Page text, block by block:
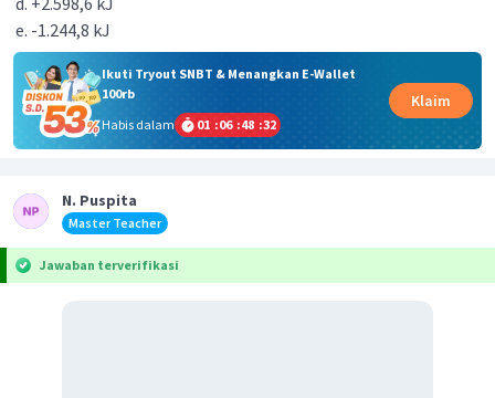
-1.244,8 kJ
Ikuti Tryout SNBT & Menangkan E-Wallet
100rb
Habis dalam
01 :06 :48 :31
Klaim
N. Puspita
Master Teacher
Jawaban terverifikasi